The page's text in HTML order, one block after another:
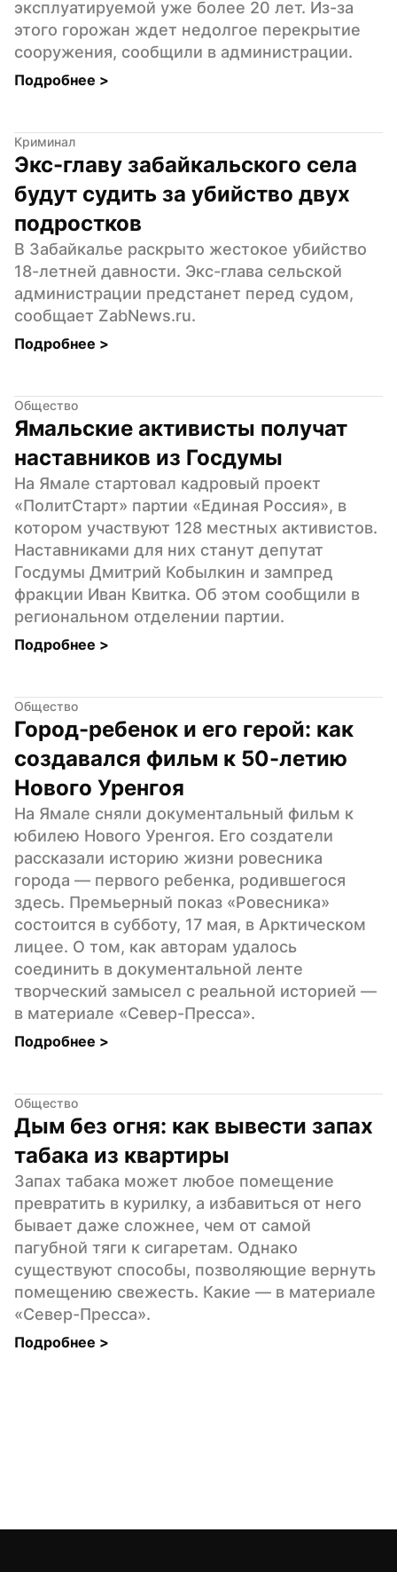
эксплуатируемой уже более 20 лет. Из-за
этого горожан ждет недолгое перекрытие
сооружения, сообщили в администрации.
Подробнее >
Криминал
Экс-главу забайкальского села
будут судить за убийство двух
подростков
В Забайкалье раскрыто жестокое убийство
18-летней давности. Экс-глава сельской
администрации предстанет перед судом,
сообщает ZabNews.ru.
Подробнее >
Общество
Ямальские активисты получат
наставников из Госдумы
На Ямале стартовал кадровый проект
«ПолитСтарт» партии «Единая Россия», в
котором участвуют 128 местных активистов.
Наставниками для них станут депутат
Госдумы Дмитрий Кобылкин и зампред
фракции Иван Квитка. Об этом сообщили в
региональном отделении партии.
Подробнее >
Общество
Город-ребенок и его герой: как
создавался фильм к 50-летию
Нового Уренгоя
На Ямале сняли документальный фильм к
юбилею Нового Уренгоя. Его создатели
рассказали историю жизни ровесника
города — первого ребенка, родившегося
здесь. Премьерный показ «Ровесника»
состоится в субботу, 17 мая, в Арктическом
лицее. О том, как авторам удалось
соединить в документальной ленте
творческий замысел с реальной историей —
в материале «Север-Пресса».
Подробнее >
Общество
Дым без огня: как вывести запах
табака из квартиры
Запах табака может любое помещение
превратить в курилку, а избавиться от него
бывает даже сложнее, чем от самой
пагубной тяги к сигаретам. Однако
существуют способы, позволяющие вернуть
помещению свежесть. Какие — в материале
«Север-Пресса».
Подробнее >